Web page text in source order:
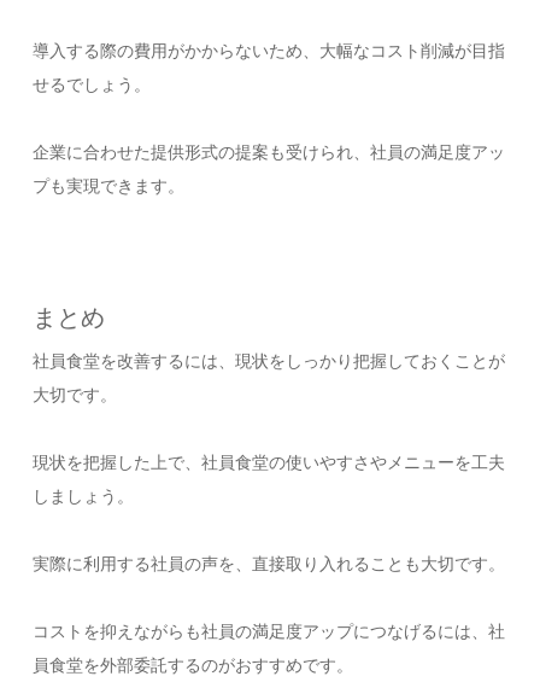
導入する際の費用がかからないため、大幅なコスト削減が目指
せるでしょう。
企業に合わせた提供形式の提案も受けられ、社員の満足度アッ
プも実現できます。
まとめ
社員食堂を改善するには、現状をしっかり把握しておくことが
大切です。
現状を把握した上で、社員食堂の使いやすさやメニューを工夫
しましょう。
実際に利用する社員の声を、直接取り入れることも大切です。
コストを抑えながらも社員の満足度アップにつなげるには、社
員食堂を外部委託するのがおすすめです。